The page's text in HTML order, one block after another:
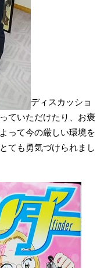
ディスカッショ
ていただけたり、お褒
って今の厳しい環境を
ても勇気づけられまし